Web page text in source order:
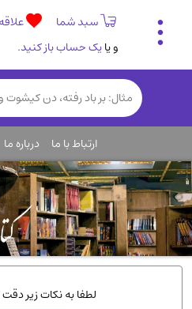
سبد شما
و یایک حساب باز کنید.
تاریخی و فرهنگی
(838)
رمان و داستان ایرانی(307)
روانشناسی(357)
انگلیسی و زبان خارجی(14)
کودکان و نوجوانان(76)
کتب نادر و کمیاب(19)
روانشناسی(112)
طب گیاهی و سنتی(45)
ارتباط با ما درباره ما
لطفا به نکات زیر